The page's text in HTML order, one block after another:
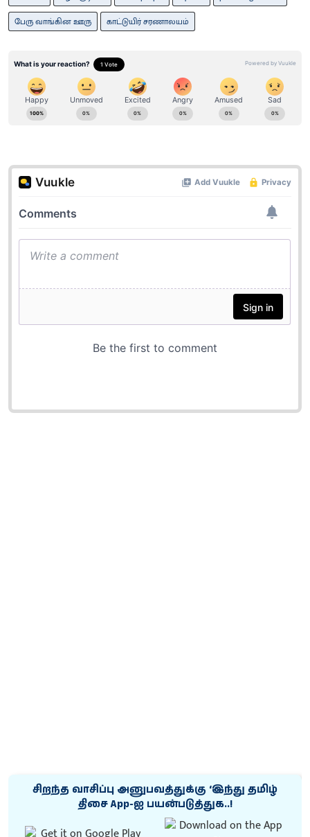
பேரு வாங்கின ஊரு
காட்டுயிர் சரணாலயம்
சிறந்த வாசிப்பு அனுபவத்துக்கு ‘இந்து தமிழ்
திசை App-ஐ பயன்படுத்துக..!